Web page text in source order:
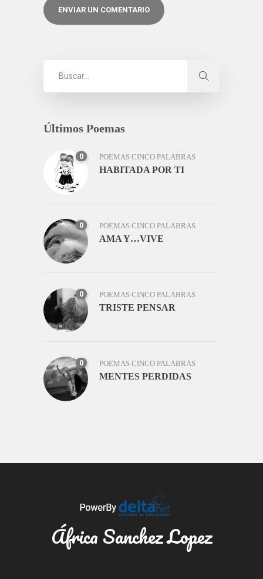
Últimos Poemas
0 POEMAS CINCO PALABRAS
HABITADA POR TI
0 POEMAS CINCO PALABRAS
AMA Y…VIVE
0 POEMAS CINCO PALABRAS
TRISTE PENSAR
0 POEMAS CINCO PALABRAS
MENTES PERDIDAS
África Sanchez Lopez